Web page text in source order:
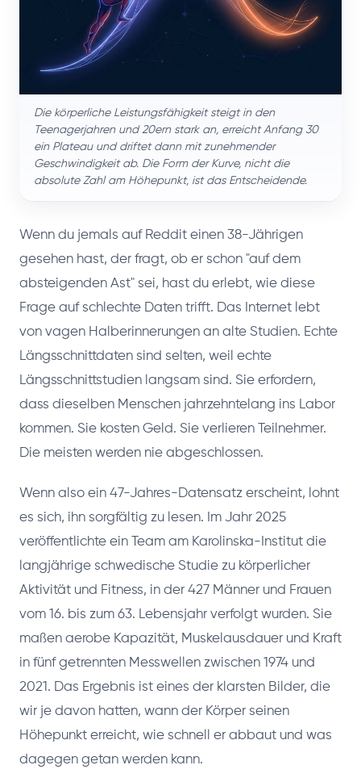
Die körperliche Leistungsfähigkeit steigt in den
Teenagerjahren und 20ern stark an, erreicht Anfang 30
ein Plateau und driftet dann mit zunehmender
Geschwindigkeit ab. Die Form der Kurve, nicht die
absolute Zahl am Höhepunkt, ist das Entscheidende.
Wenn du jemals auf Reddit einen 38-Jährigen
gesehen hast, der fragt, ob er schon "auf dem
absteigenden Ast" sei, hast du erlebt, wie diese
Frage auf schlechte Daten trifft. Das Internet lebt
von vagen Halberin­nerungen an alte Studien. Echte
Längsschnittdaten sind selten, weil echte
Längsschnittstudien langsam sind. Sie erfordern,
dass dieselben Menschen jahrzehntelang ins Labor
kommen. Sie kosten Geld. Sie verlieren Teilnehmer.
Die meisten werden nie abgeschlossen.
Wenn also ein 47-Jahres-Datensatz erscheint, lohnt
es sich, ihn sorgfältig zu lesen. Im Jahr 2025
veröffentlichte ein Team am Karolinska-Institut die
langjährige schwedische Studie zu körperlicher
Aktivität und Fitness, in der 427 Männer und Frauen
vom 16. bis zum 63. Lebensjahr verfolgt wurden. Sie
maßen aerobe Kapazität, Muskelausdauer und Kraft
in fünf getrennten Messwellen zwischen 1974 und
2021. Das Ergebnis ist eines der klarsten Bilder, die
wir je davon hatten, wann der Körper seinen
Höhepunkt erreicht, wie schnell er abbaut und was
dagegen getan werden kann.